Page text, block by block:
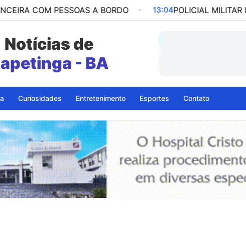
PESSOAS A BORDO 13:04 POLICIAL MILITAR É PRESO
Notícias de
- BA
Curiosidades Entretenimento Esportes Contato